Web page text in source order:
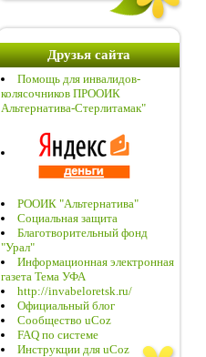
Друзья сайта
Помощь для инвалидов-
колясочников ПРООИК
Альтернатива-Стерлитамак"
РООИК "Альтернатива"
Социальная защита
Благотворительный фонд
"Урал"
Информационная электронная
газета Тема УФА
http://invabeloretsk.ru/
Официальный блог
Сообщество uCoz
FAQ по системе
Инструкции для uCoz